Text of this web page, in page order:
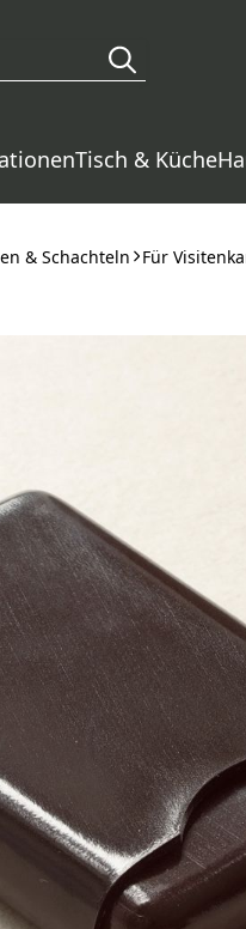
Tisch & Küche
& Schachteln Für